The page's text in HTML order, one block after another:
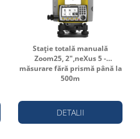
Stație totală manuală
Zoom25, 2",neXus 5 -
măsurare fără prismă până la
500m
DETALII